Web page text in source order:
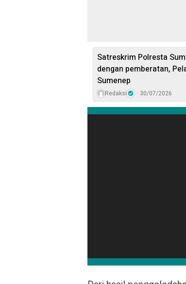
Satreskrim Polresta
dengan pemberatan,
Sumenep
Redaksi 30/07/2026